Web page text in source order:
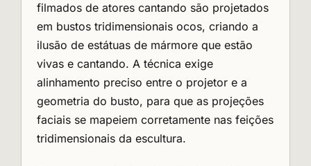
filmados de atores cantando são projetados
em bustos tridimensionais ocos, criando a
ilusão de estátuas de mármore que estão
vivas e cantando. A técnica exige
alinhamento preciso entre o projetor e a
geometria do busto, para que as projeções
faciais se mapeiem corretamente nas feições
tridimensionais da escultura.